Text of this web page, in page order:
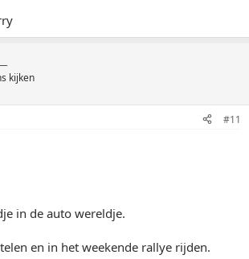
kijken
#11
in de auto wereldje.
en in het weekende rallye rijden.